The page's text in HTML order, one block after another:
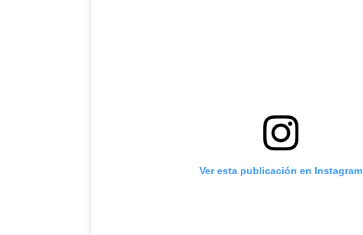
Ver esta publicación en Instagram